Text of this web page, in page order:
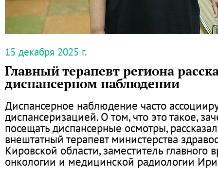
15 декабря 2025 г.
Главный терапевт региона
диспансерном наблюдении
Диспансерное наблюдение часто
диспансеризацией. О том, что это такое,
посещать диспансерные осмотры,
внештатный терапевт министерства
Кировской области, заместитель главного
онкологии и медицинской радиологии